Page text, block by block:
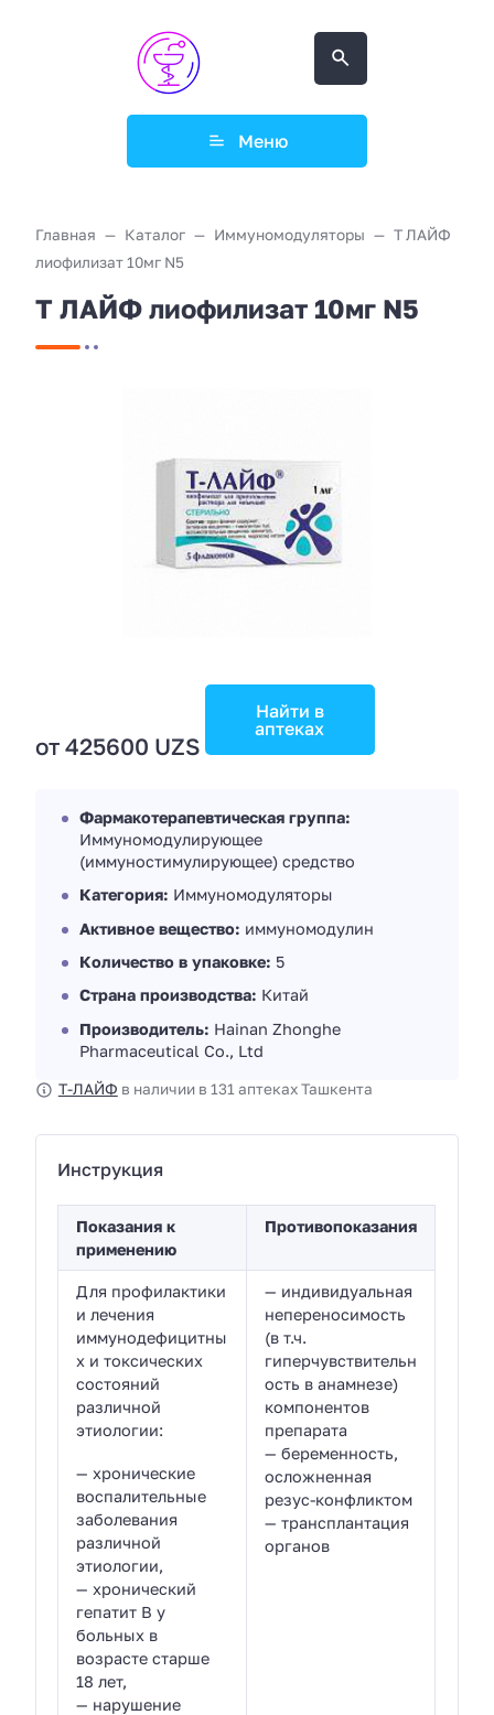
Меню
Главная Каталог Иммуномодуляторы
Т ЛАЙФ
лиофилизат 10мг N5
Т ЛАЙФ лиофилизат 10мг N5
от 425600 UZS
Найти в
аптеках
Фармакотерапевтическая группа:
Иммуномодулирующее
(иммуностимулирующее) средство
Категория: Иммуномодуляторы
Активное вещество: иммуномодулин
Количество в упаковке: 5
Страна производства: Китай
Производитель: Hainan Zhonghe
Pharmaceutical Co., Ltd
Т-ЛАЙФ в наличии в 131 аптеках Ташкента
Инструкция
Показания к
применению
Противопоказания
Для профилактики
и лечения
иммунодефицитны
х и токсических
состояний
различной
этиологии:
— хронические
воспалительные
заболевания
различной
этиологии,
— хронический
гепатит В у
больных в
возрасте старше
18 лет,
— нарушение
— индивидуальная
непереносимость
(в т.ч.
гиперчувствительн
ость в анамнезе)
компонентов
препарата
— беременность,
осложненная
резус-конфликтом
— трансплантация
органов